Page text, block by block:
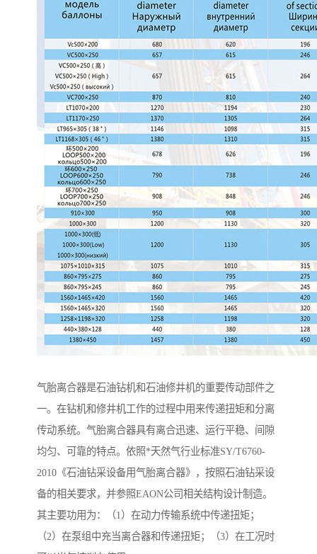
气胎离合器是石油钻机和石油修井机的重要传动部件之
一。在钻机和修井机工作的过程中用来传递扭矩和分离
传动系统。气胎离合器具有离合迅速、运行平稳、间隙
均匀、可靠的特点。依照*天然气行业标准SY/T6760-
2010《石油钻采设备用气胎离合器》，按照石油钻采设
备的相关要求，并参照EAON公司相关结构设计制造。
其主要功用为：（1）在动力传输系统中传递扭矩；
（2）在泵组中充当离合器和传递扭矩；（3）在工况时